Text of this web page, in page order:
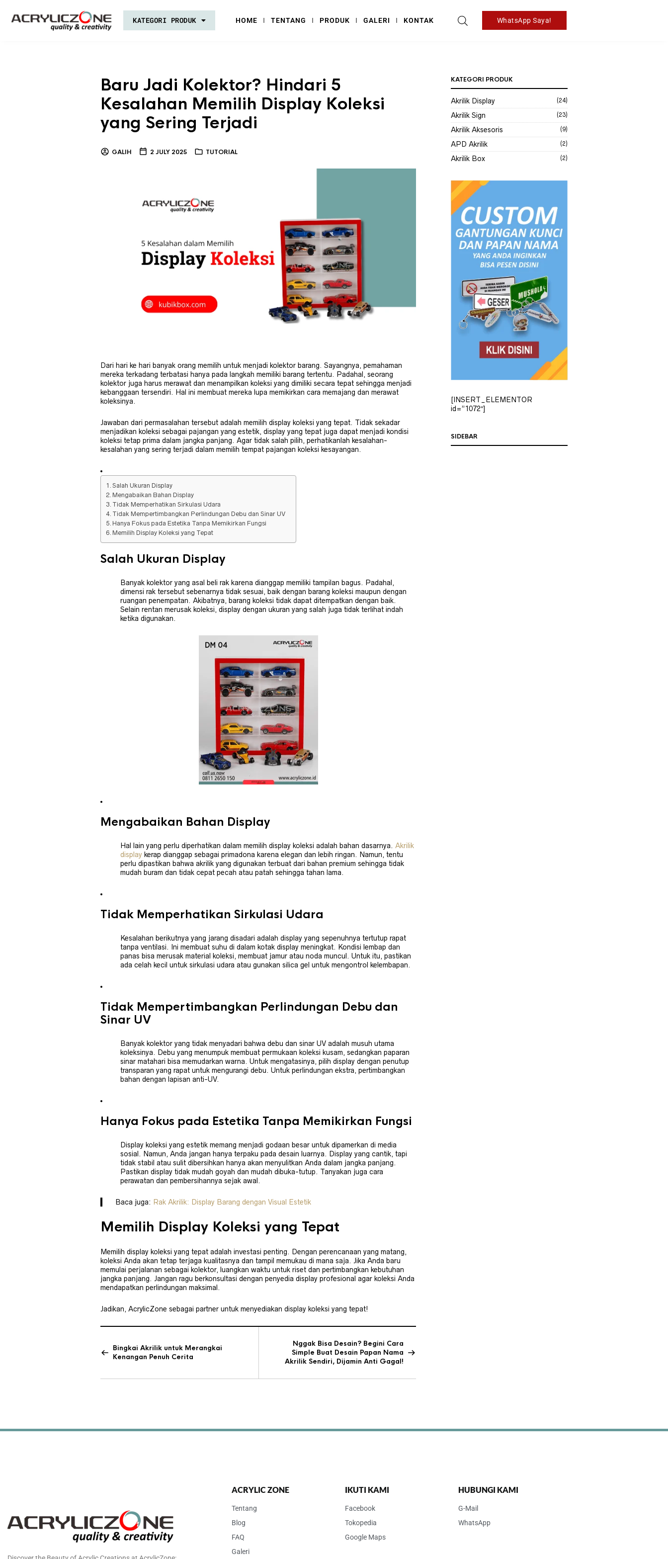
KATEGORI PRODUK HOME TENTANG PRODUK GALERI KONTAK WhatsApp Saya!
Baru Jadi Kolektor? Hindari 5
Kesalahan Memilih Display Koleksi
yang Sering Terjadi
GALIH 2 JULY 2025 TUTORIAL
Dari hari ke hari banyak orang memilih untuk menjadi kolektor barang. Sayangnya, pemahaman
mereka terkadang terbatasi hanya pada langkah memiliki barang tertentu. Padahal, seorang
kolektor juga harus merawat dan menampilkan koleksi yang dimiliki secara tepat sehingga menjadi
kebanggaan tersendiri. Hal ini membuat mereka lupa memikirkan cara memajang dan merawat
koleksinya.
Jawaban dari permasalahan tersebut adalah memilih display koleksi yang tepat. Tidak sekadar
menjadikan koleksi sebagai pajangan yang estetik, display yang tepat juga dapat menjadi kondisi
koleksi tetap prima dalam jangka panjang. Agar tidak salah pilih, perhatikanlah kesalahan-
kesalahan yang sering terjadi dalam memilih tempat pajangan koleksi kesayangan.
Salah Ukuran Display
Mengabaikan Bahan Display
Tidak Memperhatikan Sirkulasi Udara
Tidak Mempertimbangkan Perlindungan Debu dan Sinar UV
Hanya Fokus pada Estetika Tanpa Memikirkan Fungsi
Memilih Display Koleksi yang Tepat
Salah Ukuran Display
Banyak kolektor yang asal beli rak karena dianggap memiliki tampilan bagus. Padahal,
dimensi rak tersebut sebenarnya tidak sesuai, baik dengan barang koleksi maupun dengan
ruangan penempatan. Akibatnya, barang koleksi tidak dapat ditempatkan dengan baik.
Selain rentan merusak koleksi, display dengan ukuran yang salah juga tidak terlihat indah
ketika digunakan.
Mengabaikan Bahan Display
Hal lain yang perlu diperhatikan dalam memilih display koleksi adalah bahan dasarnya. Akrilik
display kerap dianggap sebagai primadona karena elegan dan lebih ringan. Namun, tentu
perlu dipastikan bahwa akrilik yang digunakan terbuat dari bahan premium sehingga tidak
mudah buram dan tidak cepat pecah atau patah sehingga tahan lama.
Tidak Memperhatikan Sirkulasi Udara
Kesalahan berikutnya yang jarang disadari adalah display yang sepenuhnya tertutup rapat
tanpa ventilasi. Ini membuat suhu di dalam kotak display meningkat. Kondisi lembap dan
panas bisa merusak material koleksi, membuat jamur atau noda muncul. Untuk itu, pastikan
ada celah kecil untuk sirkulasi udara atau gunakan silica gel untuk mengontrol kelembapan.
Tidak Mempertimbangkan Perlindungan Debu dan
Sinar UV
Banyak kolektor yang tidak menyadari bahwa debu dan sinar UV adalah musuh utama
koleksinya. Debu yang menumpuk membuat permukaan koleksi kusam, sedangkan paparan
sinar matahari bisa memudarkan warna. Untuk mengatasinya, pilih display dengan penutup
transparan yang rapat untuk mengurangi debu. Untuk perlindungan ekstra, pertimbangkan
bahan dengan lapisan anti-UV.
Hanya Fokus pada Estetika Tanpa Memikirkan Fungsi
Display koleksi yang estetik memang menjadi godaan besar untuk dipamerkan di media
sosial. Namun, Anda jangan hanya terpaku pada desain luarnya. Display yang cantik, tapi
tidak stabil atau sulit dibersihkan hanya akan menyulitkan Anda dalam jangka panjang.
Pastikan display tidak mudah goyah dan mudah dibuka-tutup. Tanyakan juga cara
perawatan dan pembersihannya sejak awal.
Baca juga: Rak Akrilik: Display Barang dengan Visual Estetik
Memilih Display Koleksi yang Tepat
Memilih display koleksi yang tepat adalah investasi penting. Dengan perencanaan yang matang,
koleksi Anda akan tetap terjaga kualitasnya dan tampil memukau di mana saja. Jika Anda baru
memulai perjalanan sebagai kolektor, luangkan waktu untuk riset dan pertimbangkan kebutuhan
jangka panjang. Jangan ragu berkonsultasi dengan penyedia display profesional agar koleksi Anda
mendapatkan perlindungan maksimal.
Jadikan, AcrylicZone sebagai partner untuk menyediakan display koleksi yang tepat!
Bingkai Akrilik untuk Merangkai
Kenangan Penuh Cerita
Nggak Bisa Desain? Begini Cara
Simple Buat Desain Papan Nama
Akrilik Sendiri, Dijamin Anti Gagal!
KATEGORI PRODUK
Akrilik Display (24)
Akrilik Sign (23)
Akrilik Aksesoris (9)
APD Akrilik (2)
Akrilik Box (2)
[INSERT_ELEMENTOR
id=”1072″]
SIDEBAR
ACRYLIC ZONE
Tentang
Blog
FAQ
Galeri
IKUTI KAMI
Facebook
Tokopedia
Google Maps
HUBUNGI KAMI
G-Mail
WhatsApp